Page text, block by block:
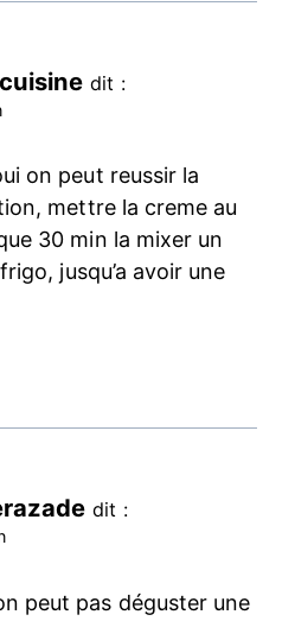
dit :
on peut reussir la
mettre la creme au
30 min la mixer un
jusqu’a avoir une
dit :
peut pas déguster une